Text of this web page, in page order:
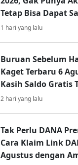
Tetap Bisa Dapat
1 hari yang lalu
Buruan Sebelum
Kaget Terbaru 6
Kasih Saldo Gratis
2 hari yang lalu
Tak Perlu DANA
Cara Klaim Link
Agustus dengan